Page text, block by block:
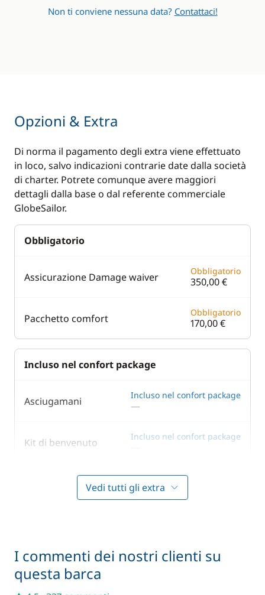
Non ti conviene nessuna data? Contattaci!
Opzioni & Extra
Di norma il pagamento degli extra viene effettuato
in loco, salvo indicazioni contrarie date dalla società
di charter. Potrete comunque avere maggiori
dettagli dalla base o dal referente commerciale
GlobeSailor.
Obbligatorio
Assicurazione Damage waiver Obbligatorio
350,00 €
Pacchetto comfort Obbligatorio
170,00 €
Incluso nel confort package
Asciugamani Incluso nel confort package
—
Kit di benvenuto Incluso nel confort package
Incluso nel confort package
—
Pulizia finale Incluso nel confort package
Vedi tutti gli extra
I commenti dei nostri clienti su
questa barca